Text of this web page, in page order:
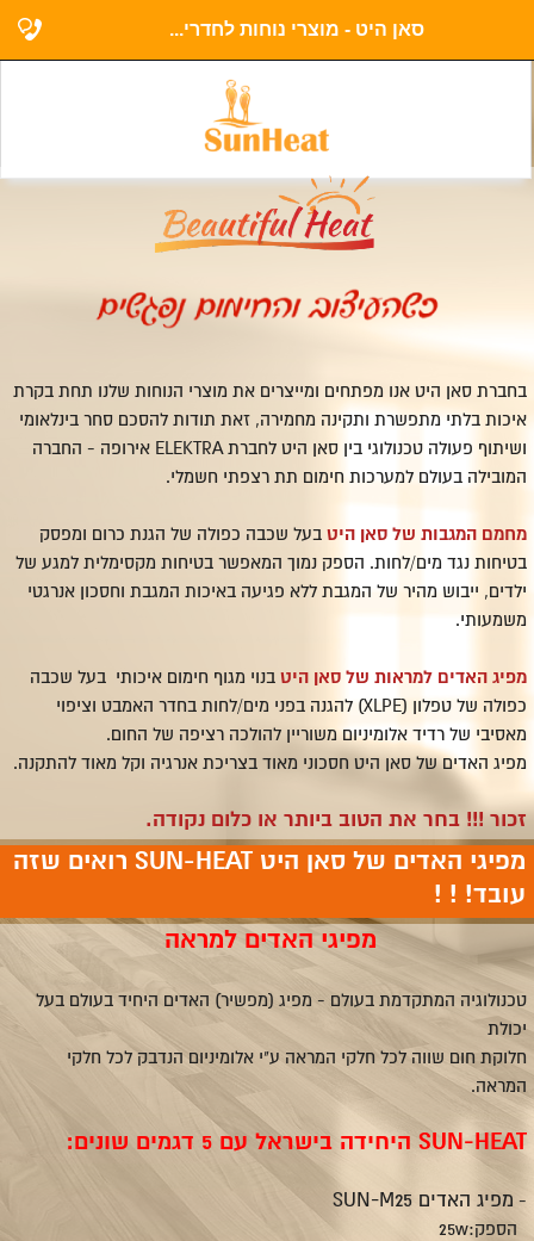
סאן היט - מוצרי נוחות לחדרי...
בחברת סאן היט אנו מפתחים ומייצרים את מוצרי הנוחות שלנו תחת בקרת
איכות בלתי מתפשרת ותקינה מחמירה, זאת תודות להסכם סחר בינלאומי
ושיתוף פעולה טכנולוגי בין סאן היט לחברת ELEKTRA אירופה - החברה
המובילה בעולם למערכות חימום תת רצפתי חשמלי.
מחמם המגבות של סאן היטבעל שכבה כפולה של הגנת כרום ומפסק
בטיחות נגד מים/לחות. הספק נמוך המאפשר בטיחות מקסימלית למגע של
ילדים, ייבוש מהיר של המגבת ללא פגיעה באיכות המגבת וחסכון אנרגטי
משמעותי.
מפיג האדים למראות של סאן היטבנוי מגוף חימום איכותי בעל שכבה
כפולה של טפלון (XLPE) להגנה בפני מים/לחות בחדר האמבט וציפוי
מאסיבי של רדיד אלומיניום משוריין להולכה רציפה של החום.
מפיג האדים של סאן היט חסכוני מאוד בצריכת אנרגיה וקל מאוד להתקנה.
זכור !!! בחר את הטוב ביותר או כלום נקודה.
מפיגי האדים של סאן היט SUN-HEAT רואים שזה
עובד! ! !
מפיגי האדים למראה
טכנולוגיה המתקדמת בעולם - מפיג (מפשיר) האדים היחיד בעולם בעל
יכולת
חלוקת חום שווה לכל חלקי המראה ע"י אלומיניום הנדבק לכל חלקי
המראה.
SUN-HEAT היחידה בישראל עם 5 דגמים שונים:
- מפיג האדים SUN-M25
הספק:25w